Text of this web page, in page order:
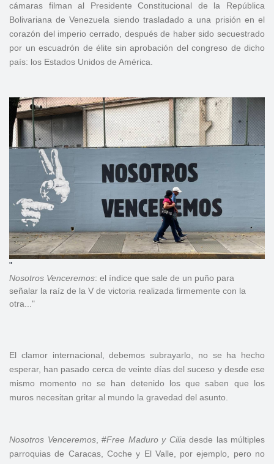
cámaras filman al Presidente Constitucional de la República
Bolivariana de Venezuela siendo trasladado a una prisión en el
corazón del imperio cerrado, después de haber sido secuestrado
por un escuadrón de élite sin aprobación del congreso de dicho
país: los Estados Unidos de América.
"
Nosotros Venceremos: el índice que sale de un puño para
señalar la raíz de la V de victoria realizada firmemente con la
otra..."
El clamor internacional, debemos subrayarlo, no se ha hecho
esperar, han pasado cerca de veinte días del suceso y desde ese
mismo momento no se han detenido los que saben que los
muros necesitan gritar al mundo la gravedad del asunto.
Nosotros Venceremos, #Free Maduro y Cilia desde las múltiples
parroquias de Caracas, Coche y El Valle, por ejemplo, pero no